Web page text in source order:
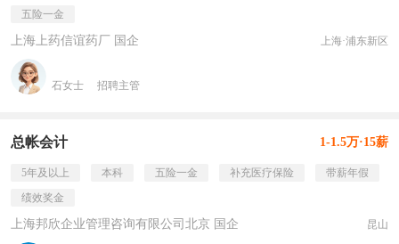
五险一金
上海上药信谊药厂 国企 上海·浦东新区
石女士 招聘主管
总帐会计 1-1.5万·15薪
5年及以上 本科 五险一金 补充医疗保险
带薪年假
绩效奖金
上海邦欣企业管理咨询有限公司北京 国企 昆山